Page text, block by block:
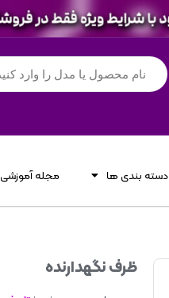
دسته بندی ها مجله آموزشی
ظرف نگهدارنده